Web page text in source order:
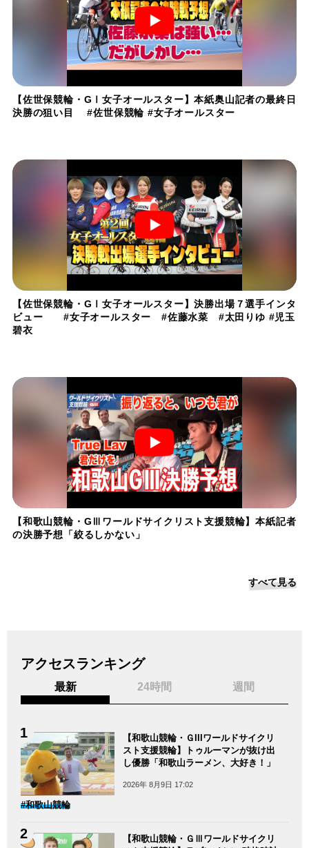
【佐世保競輪・GⅠ女子オールスター】本紙奥山記者の最終日
決勝の狙い目 #佐世保競輪 #女子オールスター
【佐世保競輪・GⅠ女子オールスター】決勝出場７選手インタ
ビュー #女子オールスター #佐藤水菜 #太田りゆ #児玉
碧衣
【和歌山競輪・GⅢワールドサイクリスト支援競輪】本紙記者
の決勝予想「絞るしかない」
すべて見る
アクセスランキング
最新 24時間 週間
【和歌山競輪・ＧIIIワールドサイクリ
スト支援競輪】トゥルーマンが抜け出
し優勝「和歌山ラーメン、大好き！」
2026年 8月9日 17:02
#和歌山競輪
【和歌山競輪・ＧⅢワールドサイクリ